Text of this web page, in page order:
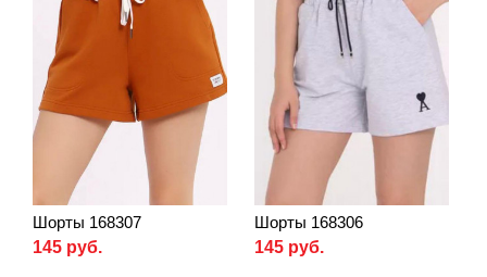
Шорты 168307
145 руб.
Шорты 168306
145 руб.